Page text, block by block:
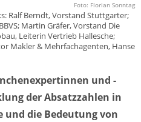
Foto: Florian Sonntag
Ralf Berndt, Vorstand Stuttgarter;
Martin Gräfer, Vorstand Die
Leiterin Vertrieb Hallesche;
Makler & Mehrfachagenten, Hanse
und -
der Absatzzahlen in
und die Bedeutung von